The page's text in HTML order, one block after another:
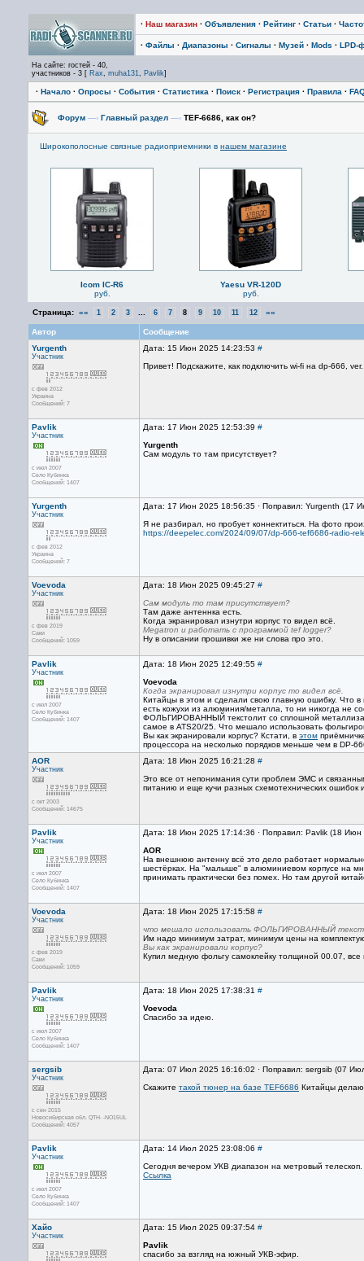
· Наш магазин · Объявления · Рейтинг · Статьи ·
· Файлы · Диапазоны · Сигналы · Музей · Mods · LPD-
На сайте: гостей - 40,
участников - 3 [ Rax, muha131, Pavlik]
· Начало · Опросы · События · Статистика · Поиск · Регистрация · Правила ·
Форум —› Главный раздел —› TEF-6686, как он?
Широкополосные связные радиоприемники в нашем магазине
Icom IC-R6
руб.
Yaesu VR-120D
руб.
Страница: «« 1 2 3 6 7 8 9 10 11 12 »»
Автор
Сообщение
Yurgenth
Участник
с фев 2012
Украина
Сообщений: 7
Дата: 15 Июн 2025 14:23:53 #
Привет! Подскажите, как подключить wi-fi на dp-666,
Pavlik
Участник
с июл 2007
Село Кубинка
Сообщений: 1407
Дата: 17 Июн 2025 12:53:39 #
Yurgenth
Сам модуль то там присутствует?
Yurgenth
Участник
с фев 2012
Украина
Сообщений: 7
Дата: 17 Июн 2025 18:56:35 · Поправил: Yurgenth (17
Я не разбирал, но пробует коннектиться. На фото
https://deepelec.com/2024/09/07/dp-666-tef6686-radio-
Voevoda
Участник
с фев 2019
Саки
Сообщений: 1059
Дата: 18 Июн 2025 09:45:27 #
Сам модуль то там присутствует?
Там даже антеннка есть.
Когда экранировал изнутри корпус то видел всё.
Megatron и работать с программой tef logger?
Ну в описании прошивки же ни слова про это.
Pavlik
Участник
с июл 2007
Село Кубинка
Сообщений: 1407
Дата: 18 Июн 2025 12:49:55 #
Voevoda
Когда экранировал изнутри корпус то видел всё.
Китайцы в этом и сделали свою главную ошибку. Что в
есть кожухи из алюминия/металла, то ни никогда не
ФОЛЬГИРОВАННЫЙ текстолит со сплошной
самое в ATS20/25. Что мешало использовать
Вы как экранировали корпус? Кстати, в этом
процессора на несколько порядков меньше чем в DP-
AOR
Участник
с окт 2003
Сообщений: 14675
Дата: 18 Июн 2025 16:21:28 #
Это все от непонимания сути проблем ЭМС и
питанию и еще кучи разных схемотехнических ошибок
Pavlik
Участник
с июл 2007
Село Кубинка
Сообщений: 1407
Дата: 18 Июн 2025 17:14:36 · Поправил: Pavlik (18
AOR
На внешнюю антенну всё это дело работает
шестёрках. На "малыше" в алюминиевом корпусе на
принимать практически без помех. Но там другой
Voevoda
Участник
с фев 2019
Саки
Сообщений: 1059
Дата: 18 Июн 2025 17:15:58 #
что мешало использовать ФОЛЬГИРОВАННЫЙ
Им надо минимум затрат, минимум цены на
Вы как экранировали корпус?
Купил медную фольгу самоклейку толщиной 00.07, все
Pavlik
Участник
с июл 2007
Село Кубинка
Сообщений: 1407
Дата: 18 Июн 2025 17:38:31 #
Voevoda
Спасибо за идею.
sergsib
Участник
с сен 2015
Новосибирская обл. QTH- -NO15UL
Сообщений: 4057
Дата: 07 Июл 2025 16:16:02 · Поправил: sergsib (07
Скажите такой тюнер на базе TEF6686 Китайцы
Pavlik
Участник
с июл 2007
Село Кубинка
Сообщений: 1407
Дата: 14 Июл 2025 23:08:06 #
Сегодня вечером УКВ диапазон на метровый
Ссылка
Хайо
Участник
Дата: 15 Июл 2025 09:37:54 #
Pavlik
спасибо за взгляд на южный УКВ-эфир.